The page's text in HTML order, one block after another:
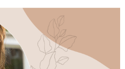
後付」後，將跳轉至「AFTEE先享後付」
額後，即可完成結帳。
費通知簡訊。
點擊此簡訊中的連結，可透過四大超商／
付款，方視為交易完成。
立刻繳費，但若您需要取消訂單，請聯絡
消之訂單仍視為有效，需透過AFTEE先享
上)免運費
上)免運費